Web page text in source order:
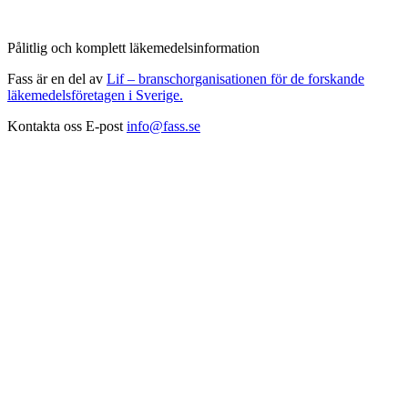
Pålitlig och komplett läkemedelsinformation
Fass är en del av Lif – branschorganisationen för de forskande
läkemedelsföretagen i Sverige.
Kontakta oss E-post info@fass.se